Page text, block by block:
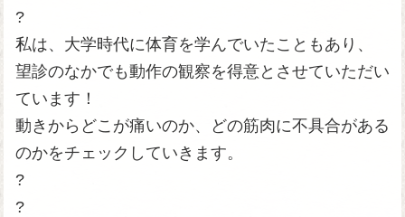
?
私は、大学時代に体育を学んでいたこともあり、
望診のなかでも動作の観察を得意とさせていただい
ています！
動きからどこが痛いのか、どの筋肉に不具合がある
のかをチェックしていきます。
?
?